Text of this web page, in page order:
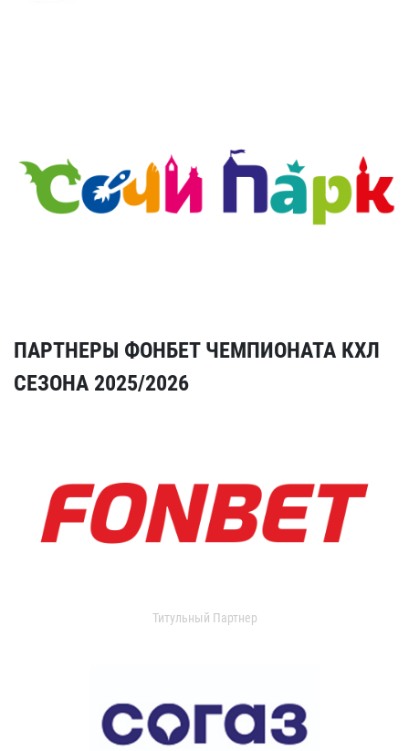
ПАРТНЕРЫ ФОНБЕТ ЧЕМПИОНАТА КХЛ
СЕЗОНА 2025/2026
Титульный Партнер